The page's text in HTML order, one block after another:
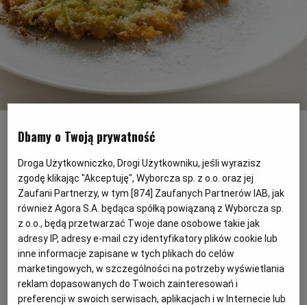
NAPOJE
DRÓB
MIĘSA
RYBY
PRZEKĄSKI
DOMOWE PRZYJĘCIE
KUCHNIA CHIŃSKA
KUCHNIA PORTUGALSKA
KUCHNIA FRANCUSKA
KUCHNIA AMERYKAŃSKA
KUCHNIA POLSKA
ZAKUPY
FIT PRZEPISY
BEZ GLUTENU
PODRÓŻE KULINARNE
KSIĄŻKI KULINARNE
SZEF KUCHNI
NASZE SERWISY
BIELSKO-BIAŁA
BYDGOSZCZ
CZĘSTOCHOWA
ELBLĄG
MAGAZYNY
DUŻY FORMAT
WOLNA SOBOTA
ALE HISTORIA
WYBORCZA CLASSIC
WYBORCZA.BIZ
WYSOKIE OBCASY
nich coś pysznego, np. baldachy w
tempurze. Posypane cukrem i podane np. z
sosem czekoladowym zmienią się w
wyborny deser.
Dbamy o Twoją prywatność
Droga Użytkowniczko, Drogi Użytkowniku, jeśli wyrazisz
zgodę klikając "Akceptuję", Wyborcza sp. z o.o. oraz jej
Zaufani Partnerzy, w tym [874] Zaufanych Partnerów IAB, jak
również Agora S.A. będąca spółką powiązaną z Wyborcza sp.
z o.o., będą przetwarzać Twoje dane osobowe takie jak
adresy IP, adresy e-mail czy identyfikatory plików cookie lub
inne informacje zapisane w tych plikach do celów
marketingowych, w szczególności na potrzeby wyświetlania
reklam dopasowanych do Twoich zainteresowań i
preferencji w swoich serwisach, aplikacjach i w Internecie lub